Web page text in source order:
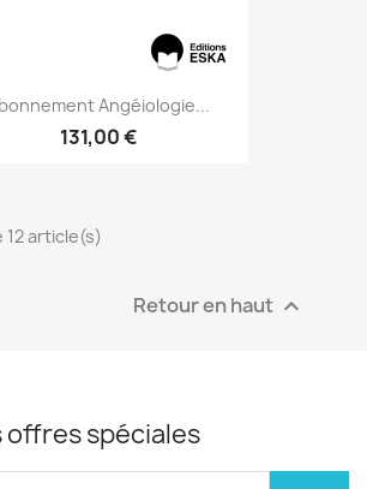
Angéiologie...
131,00 €
12 article(s)
Retour en haut 
offres spéciales